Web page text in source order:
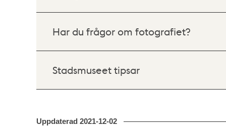
Har du frågor om fotografiet?
Stadsmuseet tipsar
Uppdaterad 2021-12-02